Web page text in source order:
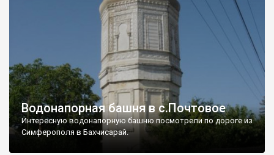
Водонапорная башня в с.Почтовое
Интересную водонапорную башню посмотрели по дороге из
Симферополя в Бахчисарай.